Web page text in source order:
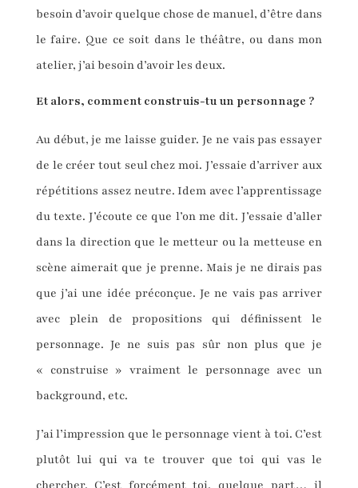
besoin d’avoir quelque chose de manuel, d’être dans
le faire. Que ce soit dans le théâtre, ou dans mon
atelier, j’ai besoin d’avoir les deux.
Et alors, comment construis-tu un personnage ?
Au début, je me laisse guider. Je ne vais pas essayer
de le créer tout seul chez moi. J’essaie d’arriver aux
répétitions assez neutre. Idem avec l’apprentissage
du texte. J’écoute ce que l’on me dit. J’essaie d’aller
dans la direction que le metteur ou la metteuse en
scène aimerait que je prenne. Mais je ne dirais pas
que j’ai une idée préconçue. Je ne vais pas arriver
avec plein de propositions qui définissent le
personnage. Je ne suis pas sûr non plus que je
« construise » vraiment le personnage avec un
background, etc.
J’ai l’impression que le personnage vient à toi. C’est
plutôt lui qui va te trouver que toi qui vas le